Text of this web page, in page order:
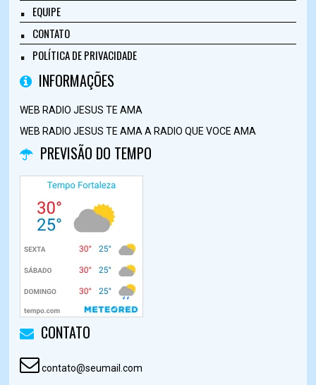
EQUIPE
CONTATO
POLÍTICA DE PRIVACIDADE
INFORMAÇÕES
WEB RADIO JESUS TE AMA
WEB RADIO JESUS TE AMA A RADIO QUE VOCE AMA
PREVISÃO DO TEMPO
CONTATO
contato@seumail.com